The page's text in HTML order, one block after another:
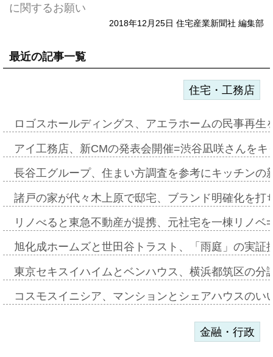
に関するお願い
2018年12月25日 住宅産業新聞社 編集部
最近の記事一覧
住宅・工務店
ロゴスホールディングス、アエラホームの民事再
アイ工務店、新CMの発表会開催=渋谷凪咲さんを
長谷工グループ、住まい方調査を参考にキッチン
諸戸の家が代々木上原で邸宅、ブランド明確化を
リノべると東急不動産が提携、元社宅を一棟リノ
旭化成ホームズと世田谷トラスト、「雨庭」の実
東京セキスイハイムとベンハウス、横浜都筑区の
コスモスイニシア、マンションとシェアハウスの
金融・行政